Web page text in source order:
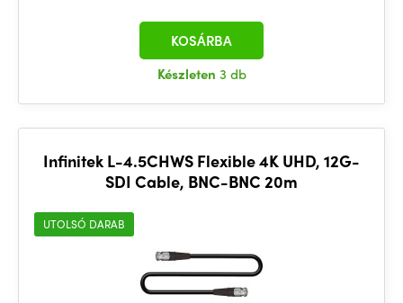
Készleten 3 db
KOSÁRBA
Infinitek L-4.5CHWS Flexible 4K UHD, 12G-
SDI Cable, BNC-BNC 20m
UTOLSÓ DARAB